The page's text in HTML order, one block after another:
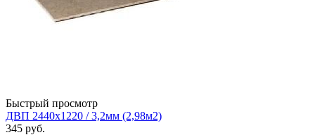
Быстрый просмотр
ДВП 2440х1220 / 3,2мм (2,98м2)
345 руб.